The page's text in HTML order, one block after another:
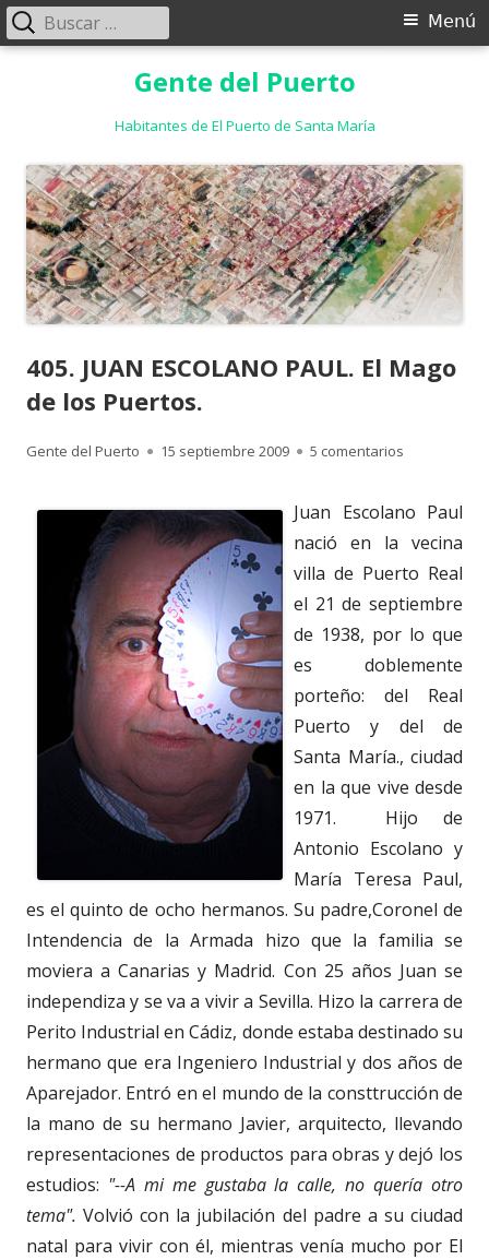
Gente del Puerto
Habitantes de El Puerto de Santa María
Menú
Menú
Buscar:
405. JUAN ESCOLANO PAUL. El Mago
de los Puertos.
Autor
Gente del Puerto
Publicado
15 septiembre 2009 5 comentarios
Juan Escolano Paul
nació en la vecina
villa de Puerto Real
el 21 de septiembre
de 1938, por lo que
es doblemente
porteño: del Real
Puerto y del de
Santa María., ciudad
en la que vive desde
1971. Hijo de
Antonio Escolano y
María Teresa Paul,
es el quinto de ocho hermanos. Su padre,Coronel de
Intendencia de la Armada hizo que la familia se
moviera a Canarias y Madrid. Con 25 años Juan se
independiza y se va a vivir a Sevilla. Hizo la carrera de
Perito Industrial en Cádiz, donde estaba destinado su
hermano que era Ingeniero Industrial y dos años de
Aparejador. Entró en el mundo de la consttrucción de
la mano de su hermano Javier, arquitecto, llevando
representaciones de productos para obras y dejó los
estudios: "--A mi me gustaba la calle, no quería otro
tema". Volvió con la jubilación del padre a su ciudad
natal para vivir con él, mientras venía mucho por El